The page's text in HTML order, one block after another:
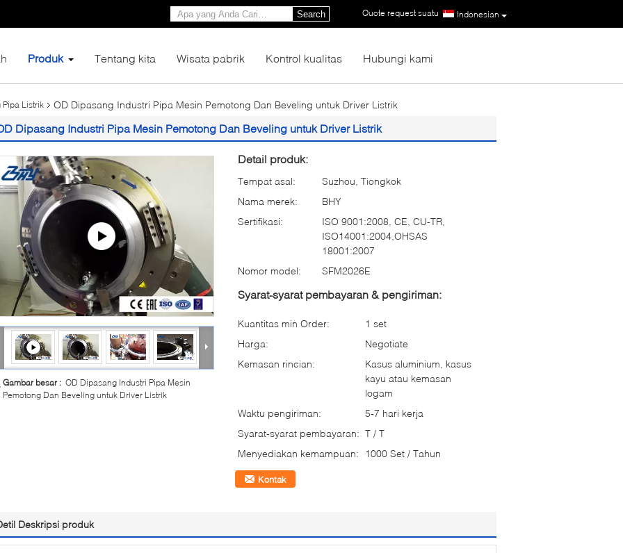
Indonesian
Quote request suatu |
Search
Produk Tentang kita Wisata pabrik Kontrol kualitas Hubungi kami
Listrik OD Dipasang Industri Pipa Mesin Pemotong Dan Beveling untuk Driver Listrik
Dipasang Industri Pipa Mesin Pemotong Dan Beveling untuk Driver Listrik
Gambar besar : OD Dipasang Industri Pipa Mesin
Pemotong Dan Beveling untuk Driver Listrik
Detail produk:
Tempat asal:
Suzhou, Tiongkok
Nama merek:
BHY
Sertifikasi:
ISO 9001:2008, CE, CU-TR,
ISO14001:2004,OHSAS
18001:2007
Nomor model:
SFM2026E
Syarat-syarat pembayaran & pengiriman:
Kuantitas min Order:
1 set
Harga:
Negotiate
Kemasan rincian:
Kasus aluminium, kasus
kayu atau kemasan
logam
Waktu pengiriman:
5-7 hari kerja
Syarat-syarat pembayaran: T / T
Menyediakan kemampuan:
1000 Set / Tahun
Kontak
Deskripsi produk